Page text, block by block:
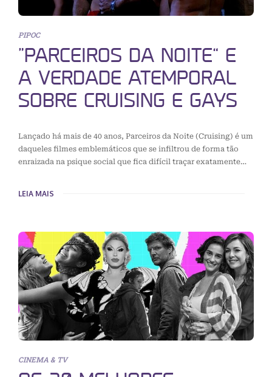
PIPOC
“PARCEIROS DA NOITE” E
A VERDADE ATEMPORAL
SOBRE CRUISING E GAYS
Lançado há mais de 40 anos, Parceiros da Noite (Cruising) é um
daqueles filmes emblemáticos que se infiltrou de forma tão
enraizada na psique social que fica difícil traçar exatamente…
LEIA MAIS
CINEMA & TV